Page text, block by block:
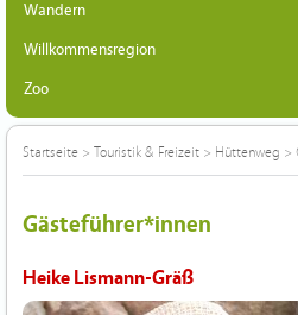
Wandern
Willkommensregion
Zoo
Startseite > Touristik & Freizeit > Hüttenweg >
Gästeführer*innen
Heike Lismann-Gräß